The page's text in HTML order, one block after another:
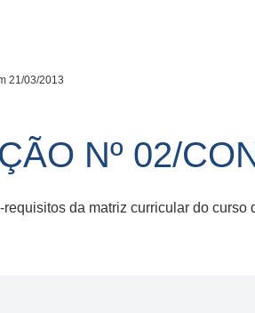
21/03/2013
Nº 02/
da matriz curricular do curso